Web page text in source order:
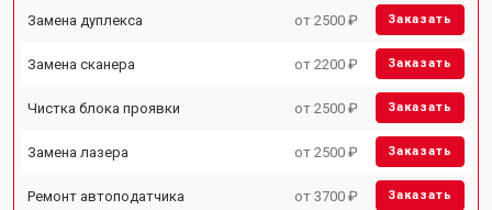
Замена дуплекса от 2500 ₽ Заказать
Замена сканера от 2200 ₽ Заказать
Чистка блока проявки от 2500 ₽ Заказать
Замена лазера от 2500 ₽ Заказать
Ремонт автоподатчика от 3700 ₽ Заказать